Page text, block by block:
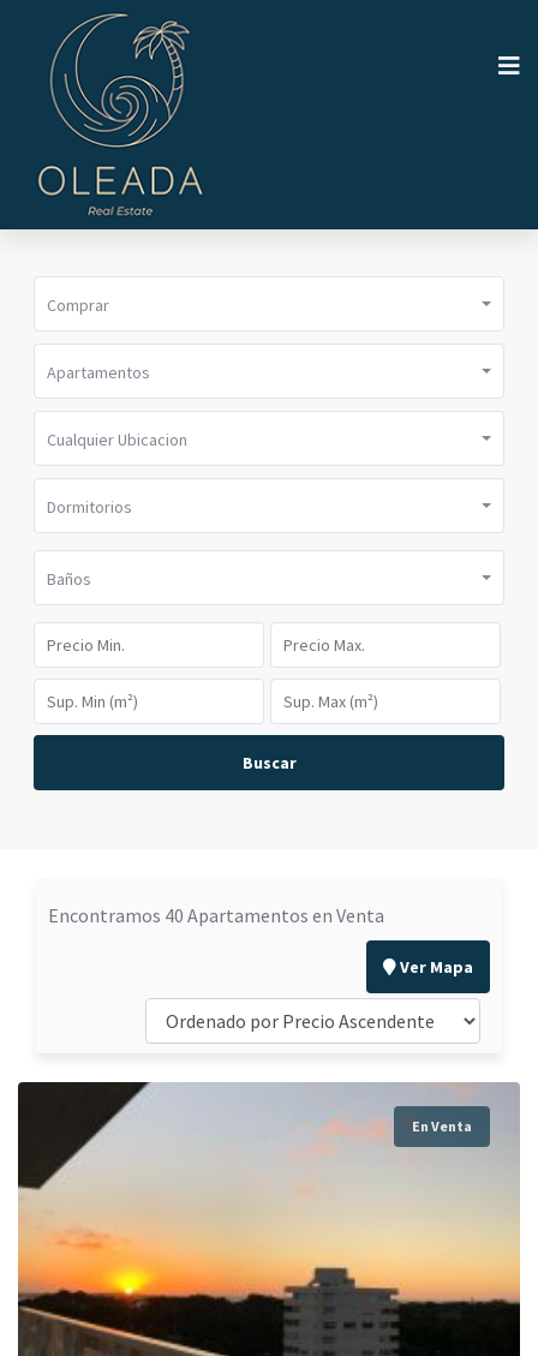
Comprar
Apartamentos
Cualquier Ubicacion
Dormitorios
Baños
Buscar
Encontramos 40 Apartamentos en Venta
Ver Mapa
En Venta